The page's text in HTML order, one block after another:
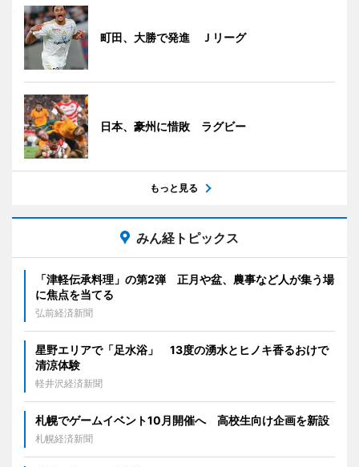
町田、大勝で発進 Ｊリーグ
日本、豪州に惜敗 ラグビー
もっと見る
みん経トピックス
「津軽伝承料理」の第2弾 正月や盆、農事など人が集う場
に焦点を当てる
弘前経済新聞
星野エリアで「足水浴」 13度の湧水とヒノキ香るおけで
清涼体験
軽井沢経済新聞
札幌でゲームイベント10月開催へ 高校生向け企画を新設
札幌経済新聞